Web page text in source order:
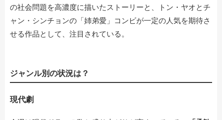
の社会問題を高濃度に描いたストーリーと、トン・ヤオとチ
ャン・シンチョンの「姉弟愛」コンビが一定の人気を期待さ
せる作品として、注目されている。
ジャンル別の状況は？
現代劇